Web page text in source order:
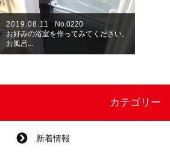
2019.08.11
No.0220
お好みの浴室を作ってみてください。
お風呂...
カテゴリー
新着情報